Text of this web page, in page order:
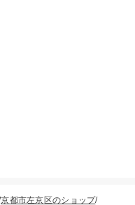
京都市左京区のショップ